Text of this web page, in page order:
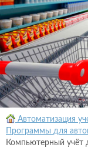
Автоматизация
Программы для
Компьютерный учёт